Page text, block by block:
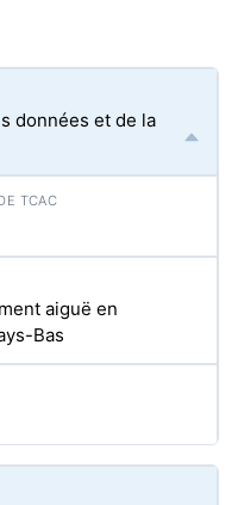
données et de la
aiguë en
Bas